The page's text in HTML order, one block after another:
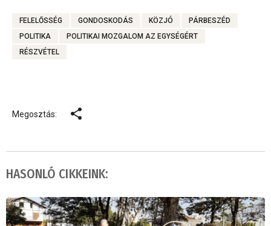
FELELŐSSÉG GONDOSKODÁS KÖZJÓ
PÁRBESZÉD
POLITIKA
POLITIKAI MOZGALOM AZ EGYSÉGÉRT
RÉSZVÉTEL
Megosztás:
HASONLÓ CIKKEINK: